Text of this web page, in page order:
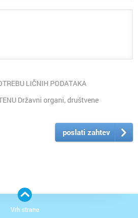
LIČNIH PODATAKA
Državni organi, društvene
poslati zahtev
Vrh strane